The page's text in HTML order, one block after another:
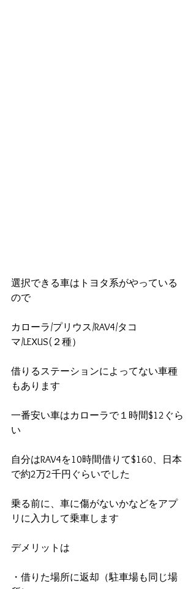
選択できる車はトヨタ系がやっている
ので
カローラ/プリウス/RAV4/タコ
マ/LEXUS(２種）
借りるステーションによってない車種
もあります
一番安い車はカローラで１時間$12ぐら
い
自分はRAV4を10時間借りて$160、日本
で約2万2千円ぐらいでした
乗る前に、車に傷がないかなどをアプ
リに入力して乗車します
デメリットは
・借りた場所に返却（駐車場も同じ場